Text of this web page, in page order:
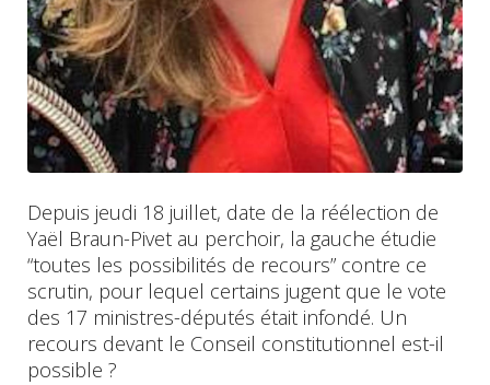
Depuis jeudi 18 juillet, date de la réélection de
Yaël Braun-Pivet au perchoir, la gauche étudie
“toutes les possibilités de recours” contre ce
scrutin, pour lequel certains jugent que le vote
des 17 ministres-députés était infondé. Un
recours devant le Conseil constitutionnel est-il
possible ?